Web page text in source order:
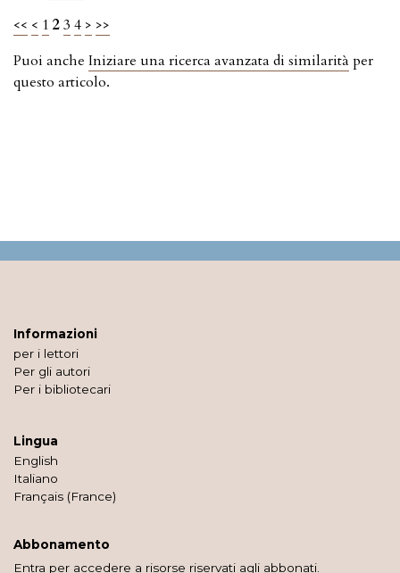
<< < 1 23 4 > >>
Puoi anche Iniziare una ricerca avanzata di similarità per
questo articolo.
Informazioni
per i lettori
Per gli autori
Per i bibliotecari
Lingua
English
Italiano
Français (France)
Abbonamento
Entra per accedere a risorse riservati agli abbonati.